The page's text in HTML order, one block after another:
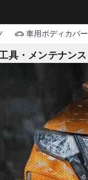
車用ボディカバー
具・メンテナンス